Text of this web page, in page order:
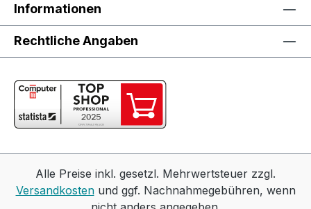
Informationen
Rechtliche Angaben
Alle Preise inkl. gesetzl. Mehrwertsteuer zzgl.
Versandkostenund ggf. Nachnahmegebühren, wenn